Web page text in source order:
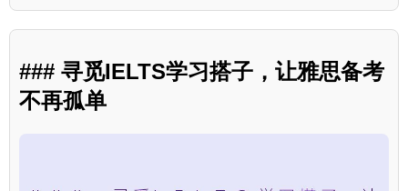
### 寻觅IELTS学习搭子，让雅思备考
不再孤单